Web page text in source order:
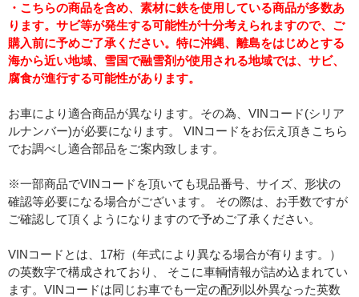
・こちらの商品を含め、素材に鉄を使用している商品が多数あ
ります。サビ等が発生する可能性が十分考えられますので、ご
購入前に予めご了承ください。特に沖縄、離島をはじめとする
海から近い地域、雪国で融雪剤が使用される地域では、サビ、
腐食が進行する可能性があります。
お車により適合商品が異なります。その為、VINコード(シリア
ルナンバー)が必要になります。 VINコードをお伝え頂きこちら
でお調べし適合部品をご案内致します。
※一部商品でVINコードを頂いても現品番号、サイズ、形状の
確認等必要になる場合がございます。 その際は、お手数ですが
ご確認して頂くようになりますので予めご了承ください。
VINコードとは、17桁（年式により異なる場合が有ります。）
の英数字で構成されており、 そこに車輌情報が詰め込まれてい
ます。VINコードは同じお車でも一定の配列以外異なった英数